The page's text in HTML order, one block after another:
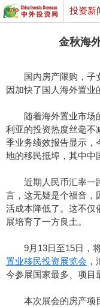
投资新
金秋海
国内房产限购，子女
因加快了国人海外置业
随着海外置业市场的
利亚的投资热度丝毫不
季业务绩效报告显示，
地的移民抵埠，其中中
近期人民币汇率一路
言，这无疑是个福音，
活成本降低了。这不仅
展培育了一方良土。
9月13日至15日，将
置业移民投资展览会
今参展国家最多、项目
本次展会的房产项目